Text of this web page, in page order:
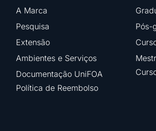
A Marca
Pesquisa
Extensão
Ambientes e Serviços
Documentação UniFOA
Política de Reembolso
Pós-